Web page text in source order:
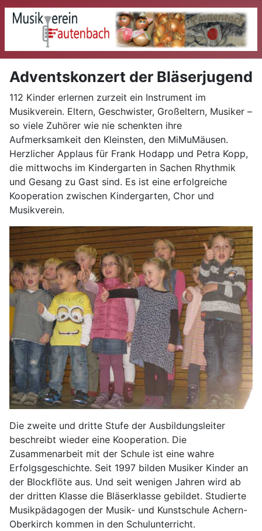
Adventskonzert der Bläserjugend
112 Kinder erlernen zurzeit ein Instrument im
Musikverein. Eltern, Geschwister, Großeltern, Musiker –
so viele Zuhörer wie nie schenkten ihre
Aufmerksamkeit den Kleinsten, den MiMuMäusen.
Herzlicher Applaus für Frank Hodapp und Petra Kopp,
die mittwochs im Kindergarten in Sachen Rhythmik
und Gesang zu Gast sind. Es ist eine erfolgreiche
Kooperation zwischen Kindergarten, Chor und
Musikverein.
Die zweite und dritte Stufe der Ausbildungsleiter
beschreibt wieder eine Kooperation. Die
Zusammenarbeit mit der Schule ist eine wahre
Erfolgsgeschichte. Seit 1997 bilden Musiker Kinder an
der Blockflöte aus. Und seit wenigen Jahren wird ab
der dritten Klasse die Bläserklasse gebildet. Studierte
Musikpädagogen der Musik- und Kunstschule Achern-
Oberkirch kommen in den Schulunterricht.